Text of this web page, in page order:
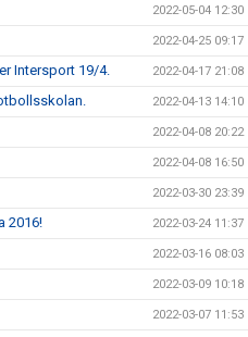
2022-05-04 12:30
2022-04-25 09:17
Intersport 19/4. 2022-04-17 21:08
2022-04-13 14:10
2022-04-08 20:22
2022-04-08 16:50
2022-03-30 23:39
2016! 2022-03-24 11:37
2022-03-16 08:03
2022-03-09 10:18
2022-03-07 11:53